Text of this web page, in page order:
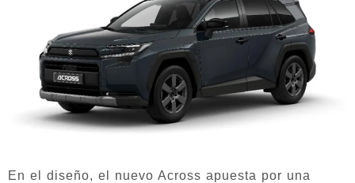
En el diseño, el nuevo Across apuesta por una